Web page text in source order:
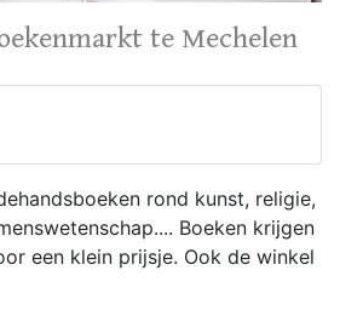
te Mechelen
rond kunst, religie,
Boeken krijgen
een klein prijsje. Ook de winkel